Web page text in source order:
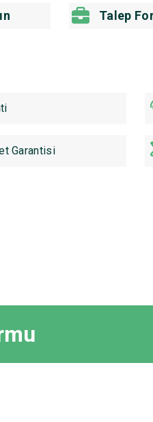
Talep
Garantisi